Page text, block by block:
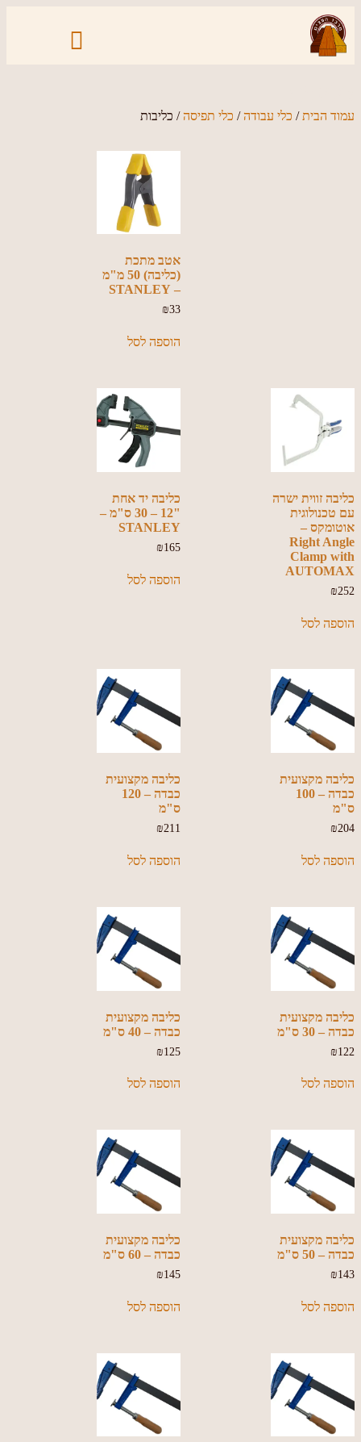
עמוד הבית/ כלי עבודה/ כלי תפיסה/ כליבות
אטב מתכת
(כליבה) 50 מ"מ
– STANLEY
₪33
הוספה לסל
כליבה זווית ישרה
עם טכנולוגית
אוטומקס –
Right Angle
Clamp with
AUTOMAX
₪252
הוספה לסל
כליבה יד אחת
"12 – 30 ס"מ –
STANLEY
₪165
הוספה לסל
כליבה מקצועית
כבדה – 100
ס"מ
₪204
הוספה לסל
כליבה מקצועית
כבדה – 120
ס"מ
₪211
הוספה לסל
כליבה מקצועית
כבדה – 30 ס"מ
₪122
הוספה לסל
כליבה מקצועית
כבדה – 40 ס"מ
₪125
הוספה לסל
כליבה מקצועית
כבדה – 50 ס"מ
₪143
הוספה לסל
כליבה מקצועית
כבדה – 60 ס"מ
₪145
הוספה לסל